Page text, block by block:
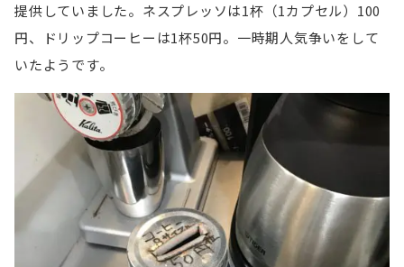
提供していました。ネスプレッソは1杯（1カプセル）100
円、ドリップコーヒーは1杯50円。一時期人気争いをして
いたようです。